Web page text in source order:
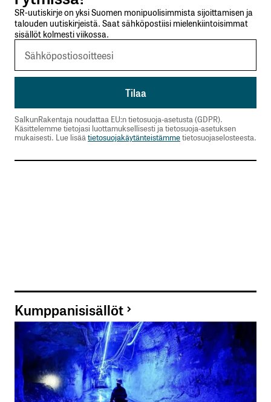
SR-uutiskirje on yksi Suomen monipuolisimmista sijoittamisen ja
talouden uutiskirjeistä. Saat sähköpostiisi mielenkiintoisimmat
sisällöt kolmesti viikossa.
SalkunRakentaja noudattaa EU:n tietosuoja-asetusta (GDPR).
Käsittelemme tietojasi luottamuksellisesti ja tietosuoja-asetuksen
mukaisesti. Lue lisäätietosuojakäytänteistämmetietosuojaselosteesta.
Kumppanisisällöt